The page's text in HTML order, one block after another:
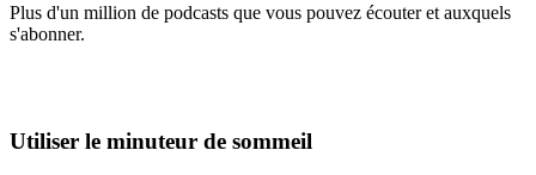
Plus d'un million de podcasts que vous pouvez écouter et auxquels
s'abonner.
Utiliser le minuteur de sommeil